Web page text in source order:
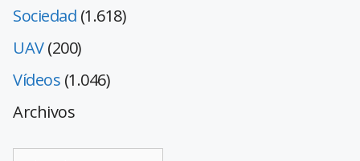
Sociedad (1.618)
UAV(200)
Vídeos (1.046)
Archivos